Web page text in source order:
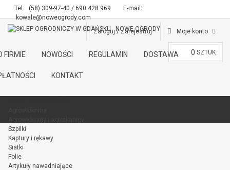
Tel. (58) 309-97-40 / 690 428 969
E-mail:
kowale@noweogrody.com
Zaloguj / Zarejestruj
Moje konto
FIRMIE NOWOŚCI REGULAMIN DOSTAWA
KONTAKT
0 SZTUK
Szpilki
Kaptury i rękawy
Siatki
Folie
Artykuły nawadniające